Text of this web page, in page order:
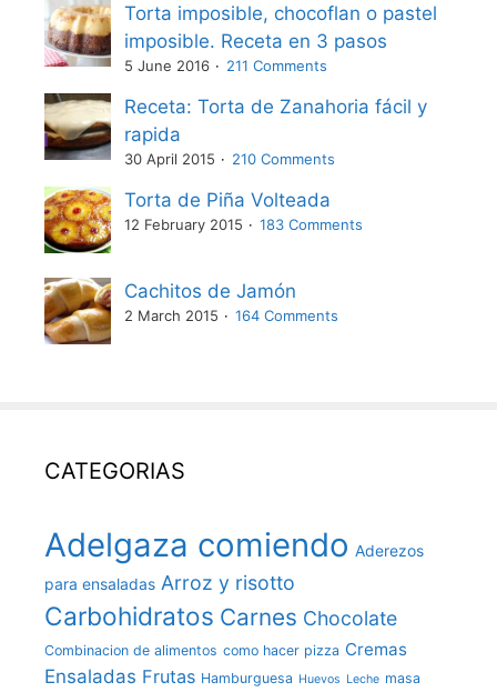
Torta imposible, chocoflan o pastel
imposible. Receta en 3 pasos
5 June 2016 211 Comments
Receta: Torta de Zanahoria fácil y
rapida
30 April 2015 210 Comments
Torta de Piña Volteada
12 February 2015 183 Comments
Cachitos de Jamón
2 March 2015 164 Comments
CATEGORIAS
Adelgaza comiendo Aderezos
para ensaladas Arroz y risotto
Carbohidratos Carnes Chocolate
Combinacion de alimentos como hacer pizza Cremas
Ensaladas Frutas Hamburguesa Huevos Leche masa